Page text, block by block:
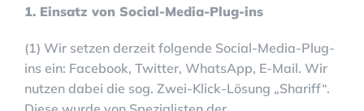
1. Einsatz von Social-Media-Plug-ins
(1) Wir setzen derzeit folgende Social-Media-Plug-
ins ein: Facebook, Twitter, WhatsApp, E-Mail. Wir
nutzen dabei die sog. Zwei-Klick-Lösung „Shariff“.